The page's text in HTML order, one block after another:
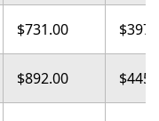
$731.00
$892.00